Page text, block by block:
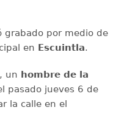
grabado por medio de
en Escuintla.
un hombre de la
pasado jueves 6 de
la calle en el